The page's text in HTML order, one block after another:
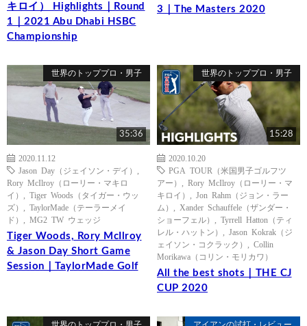
キロイ） Highlights｜Round
1｜2021 Abu Dhabi HSBC
Championship
3｜The Masters 2020
世界のトッププロ・男子
35:36
2020.11.12
Jason Day（ジェイソン・デイ）
Rory McIlroy（ローリー・マキロ
イ）
Tiger Woods（タイガー・ウッ
ズ）
TaylorMade（テーラーメイ
ド）
MG2 TW ウェッジ
Tiger Woods, Rory McIlroy
& Jason Day Short Game
Session｜TaylorMade Golf
世界のトッププロ・男子
15:28
2020.10.20
PGA TOUR（米国男子ゴルフツ
アー）
Rory McIlroy（ローリー・マ
キロイ）
Jon Rahm（ジョン・ラー
ム）
Xander Schauffele（ザンダー・
ショーフェル）
Tyrrell Hatton（ティ
レル・ハットン）
Jason Kokrak（ジ
ェイソン・コクラック）
Collin
Morikawa（コリン・モリカワ）
All the best shots｜THE CJ
CUP 2020